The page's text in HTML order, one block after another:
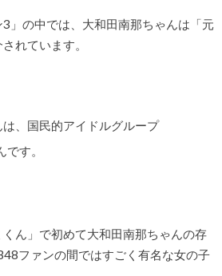
3」の中では、大和田南那ちゃんは「元
れています。
、国民的アイドルグループ
です。
ん」で初めて大和田南那ちゃんの存
ファンの間ではすごく有名な女の子